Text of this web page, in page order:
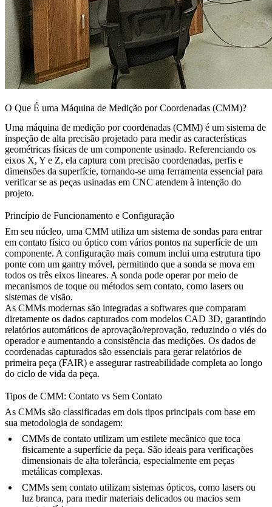
O Que É uma Máquina de Medição por Coordenadas (CMM)?
Uma máquina de medição por coordenadas (CMM) é um sistema de
inspeção de alta precisão projetado para medir as características
geométricas físicas de um componente usinado. Referenciando os
eixos X, Y e Z, ela captura com precisão coordenadas, perfis e
dimensões da superfície, tornando-se uma ferramenta essencial para
verificar se as peças usinadas em CNC atendem à intenção do
projeto.
Princípio de Funcionamento e Configuração
Em seu núcleo, uma CMM utiliza um sistema de sondas para entrar
em contato físico ou óptico com vários pontos na superfície de um
componente. A configuração mais comum inclui uma estrutura tipo
ponte com um gantry móvel, permitindo que a sonda se mova em
todos os três eixos lineares. A sonda pode operar por meio de
mecanismos de toque ou métodos sem contato, como lasers ou
sistemas de visão.
As CMMs modernas são integradas a softwares que comparam
diretamente os dados capturados com modelos CAD 3D, garantindo
relatórios automáticos de aprovação/reprovação, reduzindo o viés do
operador e aumentando a consistência das medições. Os dados de
coordenadas capturados são essenciais para gerar relatórios de
primeira peça (FAIR) e assegurar rastreabilidade completa ao longo
do ciclo de vida da peça.
Tipos de CMM: Contato vs Sem Contato
As CMMs são classificadas em dois tipos principais com base em
sua metodologia de sondagem:
CMMs de contato utilizam um estilete mecânico que toca
fisicamente a superfície da peça. São ideais para verificações
dimensionais de alta tolerância, especialmente em peças
metálicas complexas.
CMMs sem contato utilizam sistemas ópticos, como lasers ou
luz branca, para medir materiais delicados ou macios sem